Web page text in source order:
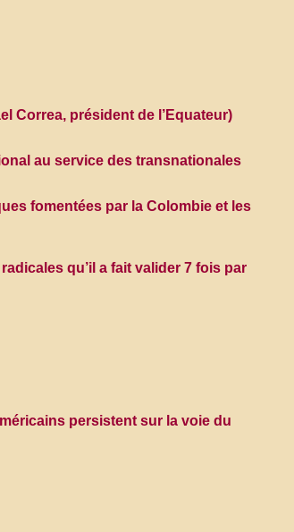
Correa, président de l’Equateur)
au service des transnationales
fomentées par la Colombie et les
qu’il a fait valider 7 fois par
persistent sur la voie du